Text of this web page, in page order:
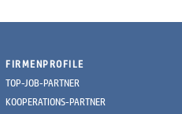
FIRMENPROFILE
TOP-JOB-PARTNER
KOOPERATIONS-PARTNER